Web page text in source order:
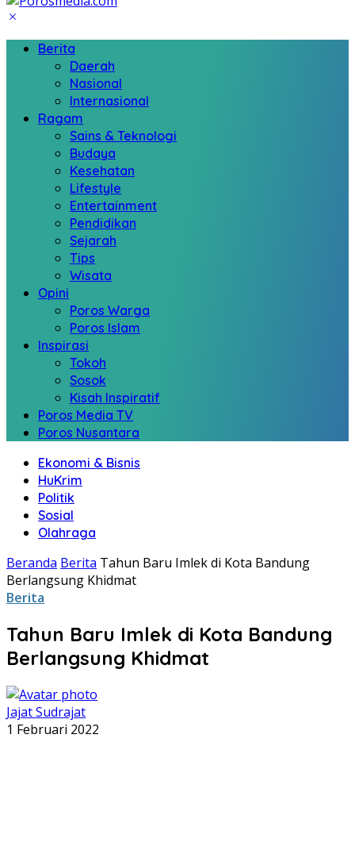
Berita
Daerah
Nasional
Internasional
Ragam
Sains & Teknologi
Budaya
Kesehatan
Lifestyle
Entertainment
Pendidikan
Sejarah
Tips
Wisata
Opini
Poros Warga
Poros Islam
Inspirasi
Tokoh
Sosok
Kisah Inspiratif
Poros Media TV
Poros Nusantara
Ekonomi & Bisnis
HuKrim
Politik
Sosial
Olahraga
Beranda Berita Tahun Baru Imlek di Kota Bandung
Berlangsung Khidmat
Berita
Tahun Baru Imlek di Kota Bandung
Berlangsung Khidmat
Jajat Sudrajat
1 Februari 2022